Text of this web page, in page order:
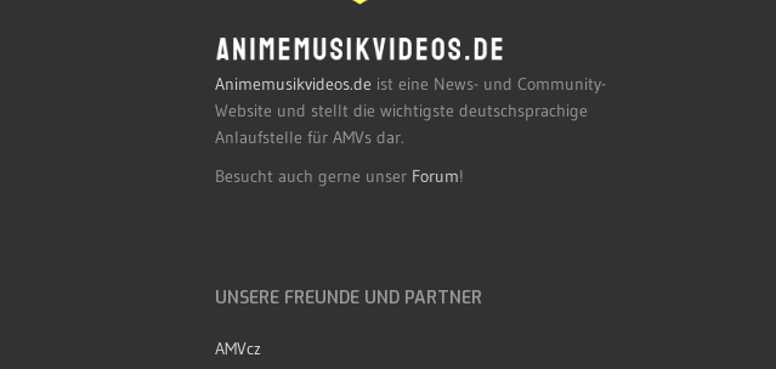
Animemusikvideos.de ist eine News- und Community-
Website und stellt die wichtigste deutschsprachige
Anlaufstelle für AMVs dar.
Besucht auch gerne unser Forum!
UNSERE FREUNDE UND PARTNER
AMVcz